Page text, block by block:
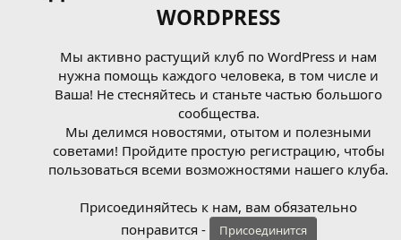
WORDPRESS
Мы активно растущий клуб по WordPress и нам
нужна помощь каждого человека, в том числе и
Ваша! Не стесняйтесь и станьте частью большого
сообщества.
Мы делимся новостями, отытом и полезными
советами! Пройдите простую регистрацию, чтобы
пользоваться всеми возможностями нашего клуба.
Присоединяйтесь к нам, вам обязательно
понравится -
Присоединится